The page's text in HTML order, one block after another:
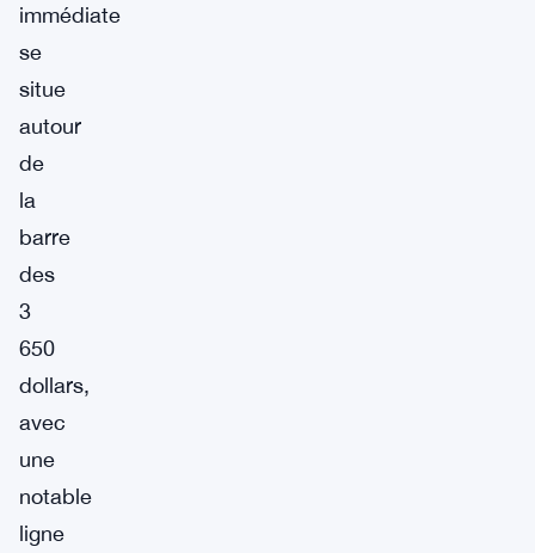
immédiate
se
situe
autour
de
la
barre
des
3
650
dollars,
avec
une
notable
ligne